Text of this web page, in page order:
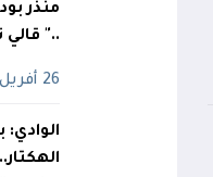
منذر
.." قالي
26 أفريل